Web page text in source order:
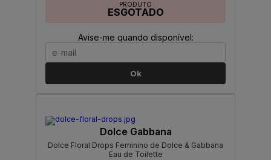
PRODUTO
ESGOTADO
Avise-me quando disponível:
Ok
Dolce Gabbana
Dolce Floral Drops Feminino de Dolce & Gabbana
Eau de Toilette